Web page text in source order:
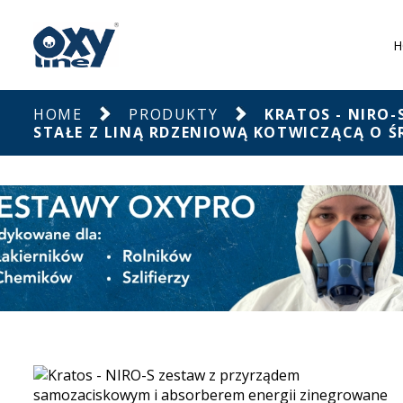
HOME PRODUKTY
KRATOS - NIRO-
STAŁE Z LINĄ RDZENIOWĄ KOTWICZĄCĄ O